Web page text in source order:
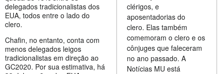
clérigos, e
aposentadorias do
clero. Elas também
comemoram o clero e os
cônjuges que faleceram
no ano passado. A
Notícias MU está
delegados tradicionalistas dos
EUA, todos entre o lado do
clero.
Chafin, no entanto, conta com
menos delegados leigos
tradicionalistas em direção ao
GC2020. Por sua estimativa, há